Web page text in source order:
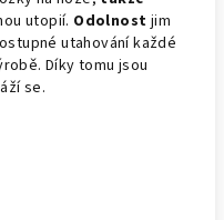
utopií. Odolnost jim
utahování každé
Díky tomu jsou
se.